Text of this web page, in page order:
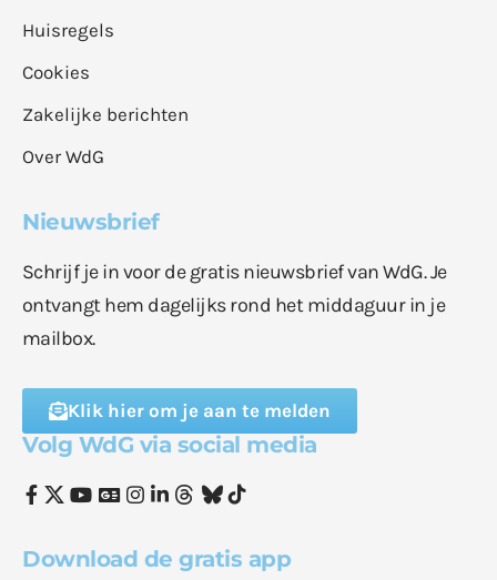
Huisregels
Cookies
Zakelijke berichten
Over WdG
Nieuwsbrief
Schrijf je in voor de gratis nieuwsbrief van WdG. Je
ontvangt hem dagelijks rond het middaguur in je
mailbox.
Klik hier om je aan te melden
Volg WdG via social media
Download de gratis app